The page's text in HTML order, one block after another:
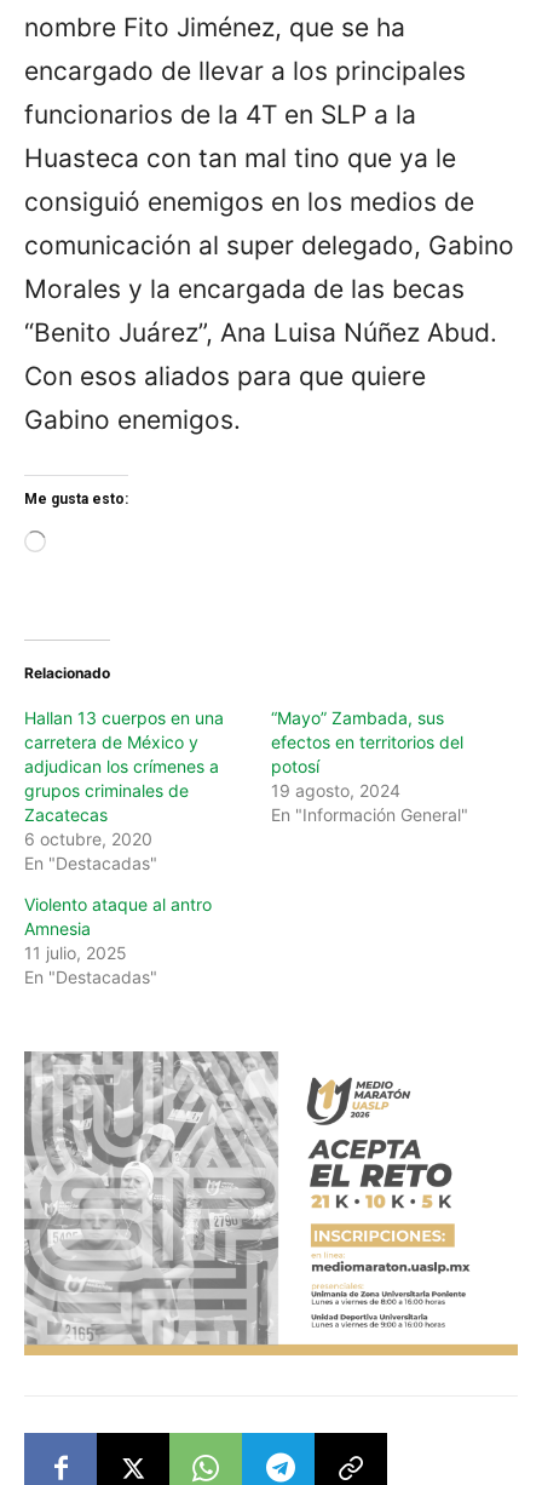
nombre Fito Jiménez, que se ha
encargado de llevar a los principales
funcionarios de la 4T en SLP a la
Huasteca con tan mal tino que ya le
consiguió enemigos en los medios de
comunicación al super delegado, Gabino
Morales y la encargada de las becas
“Benito Juárez”, Ana Luisa Núñez Abud.
Con esos aliados para que quiere
Gabino enemigos.
Me gusta esto:
g
Relacionado
Hallan 13 cuerpos en una
carretera de México y
adjudican los crímenes a
grupos criminales de
Zacatecas
6 octubre, 2020
En "Destacadas"
“Mayo” Zambada, sus
efectos en territorios del
potosí
19 agosto, 2024
En "Información General"
Violento ataque al antro
Amnesia
11 julio, 2025
En "Destacadas"